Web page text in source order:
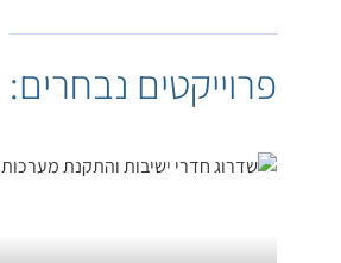
פרוייקטים נבחרים: